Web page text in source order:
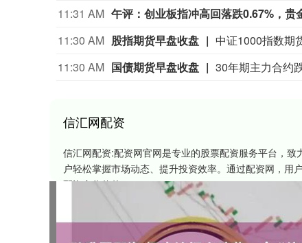
11:31 AM 午评：创业板指冲高回落跌0.67%，
11:30 AM 股指期货早盘收盘
11:30 AM 国债期货早盘收盘
信汇网配资
信汇网配资:配资网官网是专业的股票配资服务平台，
户轻松掌握市场动态、提升投资效率。通过配资网，
配资合作伙伴。